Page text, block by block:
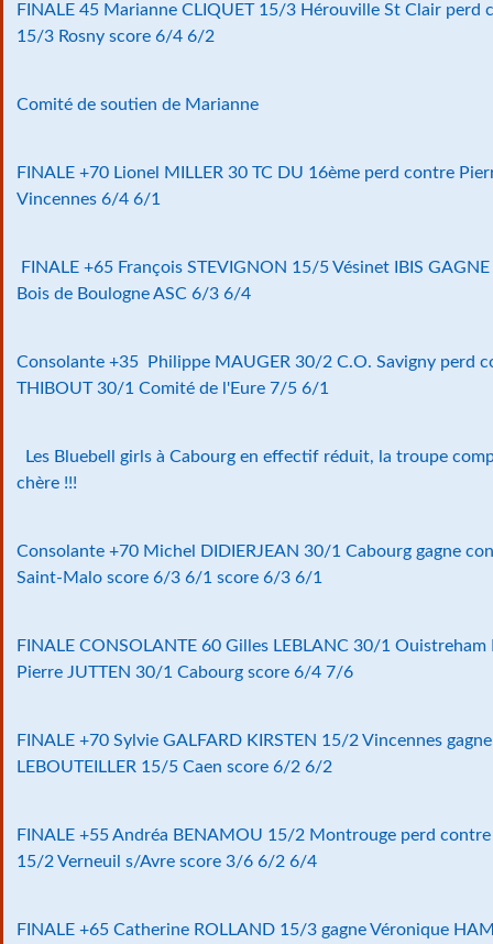
FINALE 45 Marianne CLIQUET 15/3 Hérouville St Clair perd
15/3 Rosny score 6/4 6/2
Comité de soutien de Marianne
FINALE +70 Lionel MILLER 30 TC DU 16ème perd contre
Vincennes 6/4 6/1
FINALE +65 François STEVIGNON 15/5 Vésinet IBIS
Bois de Boulogne ASC 6/3 6/4
Consolante +35 Philippe MAUGER 30/2 C.O. Savigny perd
THIBOUT 30/1 Comité de l'Eure 7/5 6/1
Les Bluebell girls à Cabourg en effectif réduit, la troupe
chère !!!
Consolante +70 Michel DIDIERJEAN 30/1 Cabourg gagne
Saint-Malo score 6/3 6/1 score 6/3 6/1
FINALE CONSOLANTE 60 Gilles LEBLANC 30/1
Pierre JUTTEN 30/1 Cabourg score 6/4 7/6
FINALE +70 Sylvie GALFARD KIRSTEN 15/2 Vincennes
LEBOUTEILLER 15/5 Caen score 6/2 6/2
FINALE +55 Andréa BENAMOU 15/2 Montrouge perd
15/2 Verneuil s/Avre score 3/6 6/2 6/4
FINALE +65 Catherine ROLLAND 15/3 gagne Véronique